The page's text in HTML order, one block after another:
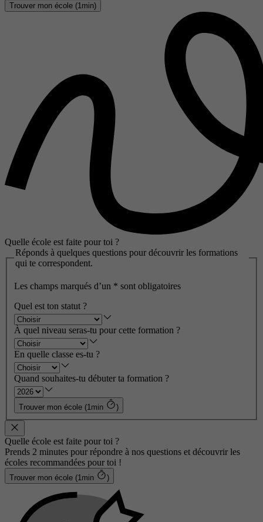
Trouver mon école (1min)
Quelle école est faite pour toi ?
Réponds à quelques questions pour découvrir les formations
qui te correspondent.
Les champs marqués d’un * sont obligatoires
Quel est ton statut ?
À quel niveau seras-tu pour cette formation ?
En quelle classe es-tu ?
Quand souhaites-tu débuter ta formation ?
Trouver mon école (1min )
Quelle école est faite pour toi ?
Prends 2 minutes pour répondre à nos questions et découvrir les
écoles recommandées pour toi !
Trouver mon école (1min )